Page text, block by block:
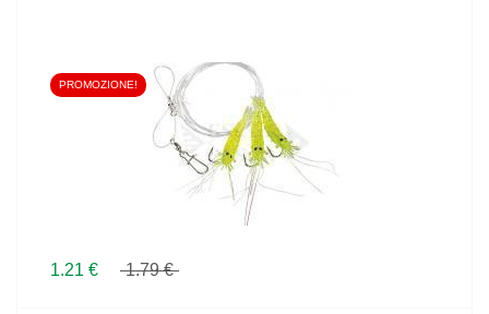
VEDI IL PRODOTTO
PROMOZIONE!
1.21 € 1.79 €